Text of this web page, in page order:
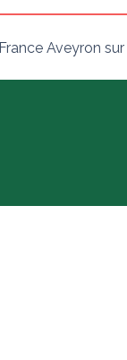
Aveyron